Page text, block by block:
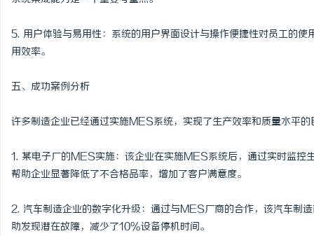
5. 用户体验与易用性：系统的用户界面设计与操作便捷性对员工的
用效率。
五、成功案例分析
许多制造企业已经通过实施MES系统，实现了生产效率和质量水平
1. 某电子厂的MES实施：该企业在实施MES系统后，通过实时监控
帮助企业显著降低了不合格品率，增加了客户满意度。
2. 汽车制造企业的数字化升级：通过与MES厂商的合作，该汽车制
助发现潜在故障，减少了10%设备停机时间。